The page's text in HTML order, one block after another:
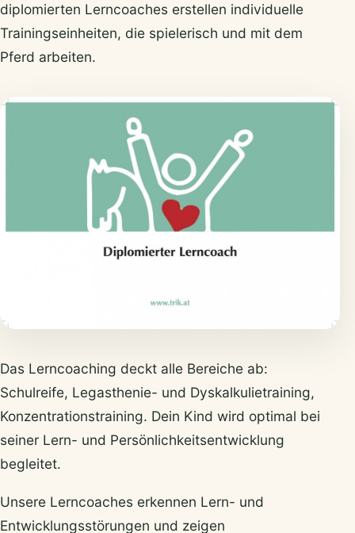
diplomierten Lerncoaches erstellen individuelle
Trainingseinheiten, die spielerisch und mit dem
Pferd arbeiten.
Das Lerncoaching deckt alle Bereiche ab:
Schulreife, Legasthenie- und Dyskalkulietraining,
Konzentrationstraining. Dein Kind wird optimal bei
seiner Lern- und Persönlichkeitsentwicklung
begleitet.
Unsere Lerncoaches erkennen Lern- und
Entwicklungsstörungen und zeigen